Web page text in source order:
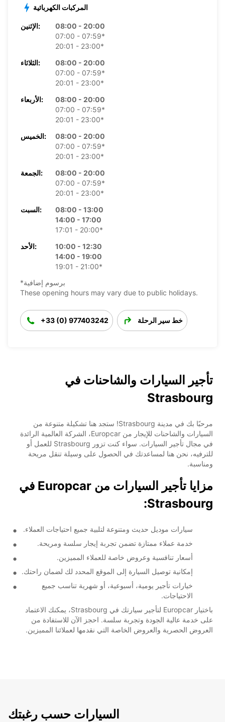
المركبات الكهربائية
الإثنين:
08:00 - 20:00
07:00 - 07:59*
20:01 - 23:00*
الثلاثاء:
08:00 - 20:00
07:00 - 07:59*
20:01 - 23:00*
الأربعاء:
08:00 - 20:00
07:00 - 07:59*
20:01 - 23:00*
الخميس:
08:00 - 20:00
07:00 - 07:59*
20:01 - 23:00*
الجمعة:
08:00 - 20:00
07:00 - 07:59*
20:01 - 23:00*
السبت:
08:00 - 13:00
14:00 - 17:00
17:01 - 20:00*
الأحد:
10:00 - 12:30
14:00 - 19:00
19:01 - 21:00*
*برسوم إضافية
These opening hours may vary due to public holidays.
+33 (0) 977403242 خط سير الرحلة
تأجير السيارات والشاحنات في
Strasbourg
مرحبًا بك في مدينة Strasbourg! ستجد هنا تشكيلة متنوعة من
السيارات والشاحنات للإيجار من Europcar، الشركة العالمية الرائدة
في مجال تأجير السيارات. سواء كنت تزور Strasbourg للعمل أو
للترفيه، نحن هنا لمساعدتك في الحصول على وسيلة تنقل مريحة
ومناسبة.
مزايا تأجير السيارات من Europcar في
Strasbourg:
سيارات موديل حديث ومتنوعة لتلبية جميع احتياجات العملاء.
خدمة عملاء ممتازة تضمن تجربة إيجار سلسة ومريحة.
أسعار تنافسية وعروض خاصة للعملاء المميزين.
إمكانية توصيل السيارة إلى الموقع المحدد لك لضمان راحتك.
خيارات تأجير يومية، أسبوعية، أو شهرية تناسب جميع
الاحتياجات.
باختيار Europcar لتأجير سيارتك في Strasbourg، يمكنك الاعتماد
على خدمة عالية الجودة وتجربة سلسة. احجز الآن للاستفادة من
العروض الحصرية والعروض الخاصة التي نقدمها لعملائنا المميزين.
السيارات حسب رغبتك